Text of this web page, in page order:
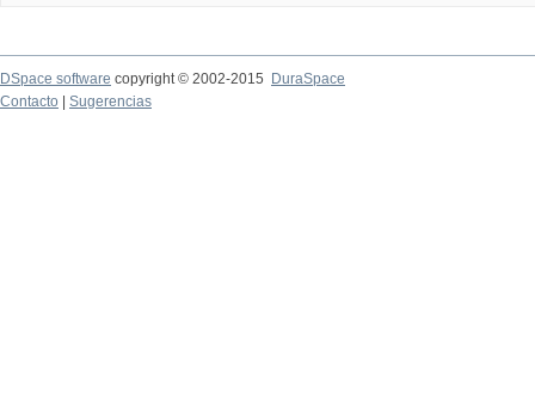
DSpace software copyright © 2002-2015
DuraSpace
Contacto
Sugerencias